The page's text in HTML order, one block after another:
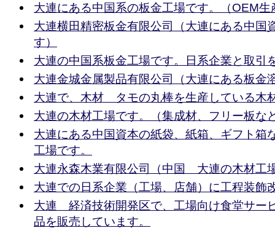
大連にある中国系の板金工場です。（OEM生
大連横田精密板金有限公司（大連にある中国
す）
大連の中国系板金工場です。日系企業と取引
大連金城金属製品有限公司（大連にある板金
大連で、木材 タモの丸棒を生産している木
大連の木材工場です。（集成材、フリー板な
大連にある中国資本の紙袋、紙箱、ギフト箱
工場です。
大連永森木業有限公司（中国 大連の木材工
大連での日系企業（工場、店舗）に工程装飾
大連 経済技術開発区で、工場向け食堂サー
品を販売しています。